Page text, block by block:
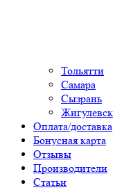
Тольятти
Самара
Сызрань
Жигулевск
Оплата/доставка
Бонусная карта
Отзывы
Производители
Статьи